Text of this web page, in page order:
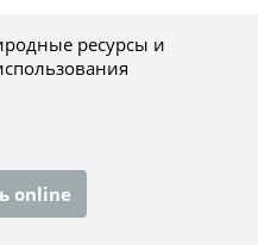
ресурсы и
online